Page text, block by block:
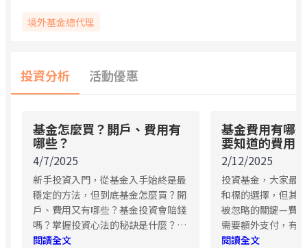
荷寶的資產管理業務遍佈歐洲、美國、中東及亞洲，並在重要
僅在香港設立了投資中心，台灣更是其積極拓展的重要市場。
荷寶的基金產品多樣化，滿足不同投資工具需求，適合追求被
動收入與穩定回報的投資人。
境外基金總代理
投資分析 活動優惠
基金怎麼買？開戶、費用有
哪些？
4/7/2025
新手投資入門，從基金入手始終是最
穩定的方法，但到底基金怎麼買？開
戶、費用又有哪些？基金投資會賠錢
嗎？掌握投資心法的秘訣是什麼？今
天好編用五分鐘讓投資人快速秒懂，
閱讀全文
基金費用有哪
要知道的費用
2/12/2025
投資基金，大家最
和標的選擇，但其
被忽略的關鍵—費
需要額外支付，有
資產中扣除，如果
閱讀全文